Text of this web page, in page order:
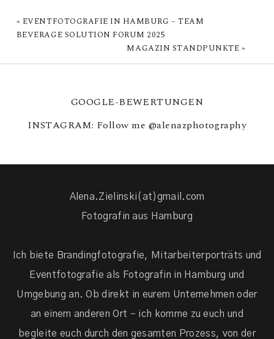
« EVENTFOTOGRAFIE IN HAMBURG – TEAM
BEVERAGE SOLUTION FORUM 2025
MAGAZIN STANDPUNKTE »
GOOGLE-BEWERTUNGEN
INSTAGRAM: Follow me @alenazphotography
Alena.Zielinski(at)gmail.com
Fotografin aus Hamburg
Ich biete Brandingfotografie, Mitarbeiterporträts und
Eventfotografie als Fotografin in Hamburg und
Umgebung an. Ob direkt in eurem Unternehmen oder
an einem anderen Ort – ich komme zu euch und
begleite euch durch den gesamten Prozess, von der